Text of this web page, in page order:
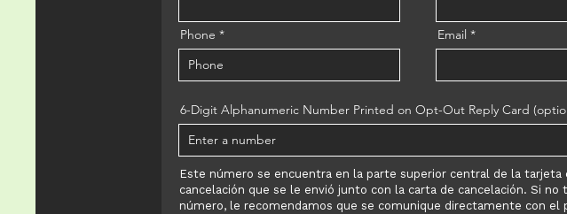
Phone Email
6-Digit Alphanumeric Number Printed on Opt-Out Reply Card
Este número se encuentra en la parte superior central de la tarjeta
cancelación que se le envió junto con la carta de cancelación. Si
número, le recomendamos que se comunique directamente con el